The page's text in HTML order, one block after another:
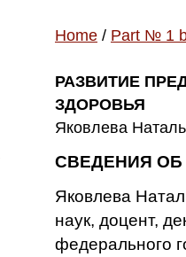
Home / Part № 1
РАЗВИТИЕ
ЗДОРОВЬЯ
Яковлева
СВЕДЕНИЯ ОБ
Яковлева
наук, доцент,
федерального